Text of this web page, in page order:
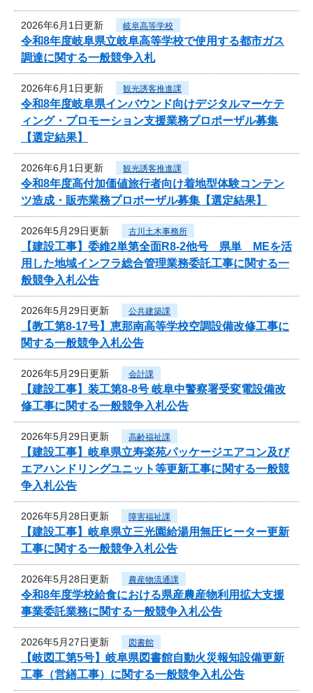
2026年6月1日更新 岐阜高等学校
令和8年度岐阜県立岐阜高等学校で使用する都市ガス
調達に関する一般競争入札
2026年6月1日更新 観光誘客推進課
令和8年度岐阜県インバウンド向けデジタルマーケテ
ィング・プロモーション支援業務プロポーザル募集
【選定結果】
2026年6月1日更新 観光誘客推進課
令和8年度高付加価値旅行者向け着地型体験コンテン
ツ造成・販売業務プロポーザル募集【選定結果】
2026年5月29日更新 古川土木事務所
【建設工事】委維2単第全面R8-2他号 県単 MEを活
用した地域インフラ総合管理業務委託工事に関する一
般競争入札公告
2026年5月29日更新 公共建築課
【教工第8-17号】恵那南高等学校空調設備改修工事に
関する一般競争入札公告
2026年5月29日更新 会計課
【建設工事】装工第8-8号 岐阜中警察署受変電設備改
修工事に関する一般競争入札公告
2026年5月29日更新 高齢福祉課
【建設工事】岐阜県立寿楽苑パッケージエアコン及び
エアハンドリングユニット等更新工事に関する一般競
争入札公告
2026年5月28日更新 障害福祉課
【建設工事】岐阜県立三光園給湯用無圧ヒーター更新
工事に関する一般競争入札公告
2026年5月28日更新 農産物流通課
令和8年度学校給食における県産農産物利用拡大支援
事業委託業務に関する一般競争入札公告
2026年5月27日更新 図書館
【岐図工第5号】岐阜県図書館自動火災報知設備更新
工事（営繕工事）に関する一般競争入札公告